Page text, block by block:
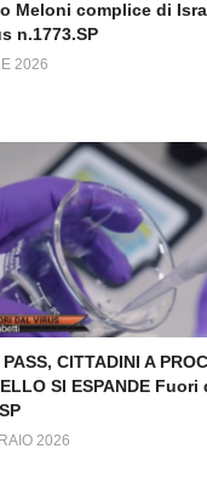
Meloni complice di
n.1773.SP
2026
CITTADINI A
SI ESPANDE Fuori
2026